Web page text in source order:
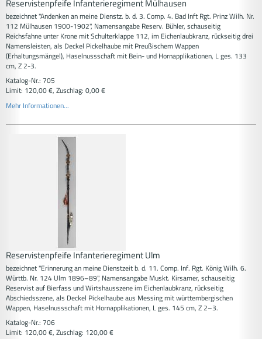
Reservistenpfeife Infanterieregiment Mülhausen
bezeichnet "Andenken an meine Dienstz. b. d. 3. Comp. 4. Bad Inft Rgt. Prinz Wilh. Nr.
112 Mülhausen 1900-1902", Namensangabe Reserv. Bühler, schauseitig
Reichsfahne unter Krone mit Schulterklappe 112, im Eichenlaubkranz, rückseitig drei
Namensleisten, als Deckel Pickelhaube mit Preußischem Wappen
(Erhaltungsmängel), Haselnussschaft mit Bein- und Hornapplikationen, L ges. 133
cm, Z 2-3.
Katalog-Nr.: 705
Limit: 120,00 €, Zuschlag: 0,00 €
Mehr Informationen...
Reservistenpfeife Infanterieregiment Ulm
bezeichnet "Erinnerung an meine Dienstzeit b. d. 11. Comp. Inf. Rgt. König Wilh. 6.
Württb. Nr. 124 Ulm 1896–89", Namensangabe Muskt. Kirsamer, schauseitig
Reservist auf Bierfass und Wirtshausszene im Eichenlaubkranz, rückseitig
Abschiedsszene, als Deckel Pickelhaube aus Messing mit württembergischen
Wappen, Haselnussschaft mit Hornapplikationen, L ges. 145 cm, Z 2–3.
Katalog-Nr.: 706
Limit: 120,00 €, Zuschlag: 120,00 €